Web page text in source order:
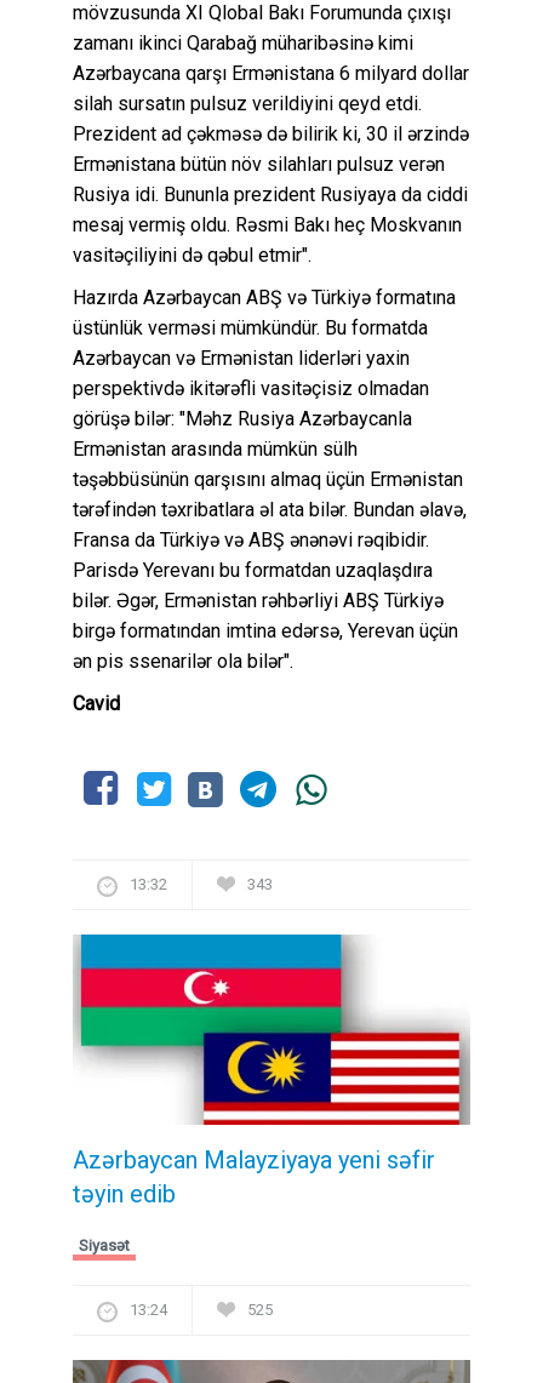
mövzusunda XI Qlobal Bakı Forumunda çıxışı
zamanı ikinci Qarabağ müharibəsinə kimi
Azərbaycana qarşı Ermənistana 6 milyard dollar
silah sursatın pulsuz verildiyini qeyd etdi.
Prezident ad çəkməsə də bilirik ki, 30 il ərzində
Ermənistana bütün növ silahları pulsuz verən
Rusiya idi. Bununla prezident Rusiyaya da ciddi
mesaj vermiş oldu. Rəsmi Bakı heç Moskvanın
vasitəçiliyini də qəbul etmir".
Hazırda Azərbaycan ABŞ və Türkiyə formatına
üstünlük verməsi mümkündür. Bu formatda
Azərbaycan və Ermənistan liderləri yaxin
perspektivdə ikitərəfli vasitəçisiz olmadan
görüşə bilər: "Məhz Rusiya Azərbaycanla
Ermənistan arasında mümkün sülh
təşəbbüsünün qarşısını almaq üçün Ermənistan
tərəfindən təxribatlara əl ata bilər. Bundan əlavə,
Fransa da Türkiyə və ABŞ ənənəvi rəqibidir.
Parisdə Yerevanı bu formatdan uzaqlaşdıra
bilər. Əgər, Ermənistan rəhbərliyi ABŞ Türkiyə
birgə formatından imtina edərsə, Yerevan üçün
ən pis ssenarilər ola bilər".
Cavid
13:32 343
Azərbaycan Malayziyaya yeni səfir
təyin edib
Siyasət
13:24 525